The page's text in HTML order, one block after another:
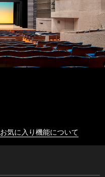
お気に入り機能について